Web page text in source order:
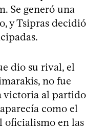
Se generó una
y Tsipras decidió
dio su rival, el
no fue
victoria al partido
como el
en las